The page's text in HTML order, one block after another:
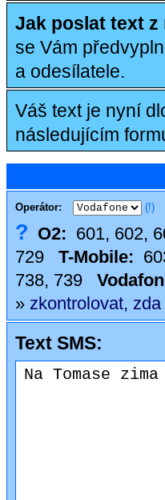
Jak poslat text z
se Vám
a odesílatele.
Váš text je nyní
následujícím
Operátor: (!)
? O2: 601, 602,
729
T-Mobile:
738, 739
» zkontrolovat,
Text SMS: